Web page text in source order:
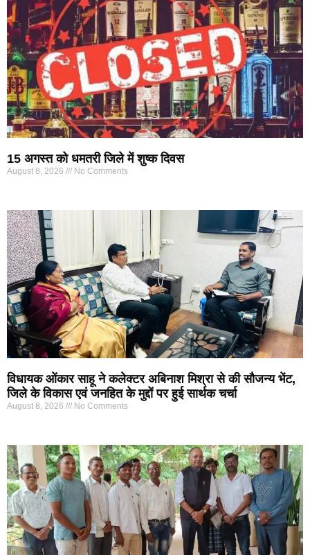
15 अगस्त को धमतरी जिले में शुष्क दिवस
August 8, 2026 No Comments
विधायक ओंकार साहू ने कलेक्टर अबिनाश मिश्रा से की सौजन्य भेंट,
जिले के विकास एवं जनहित के मुद्दों पर हुई सार्थक चर्चा
August 8, 2026 No Comments